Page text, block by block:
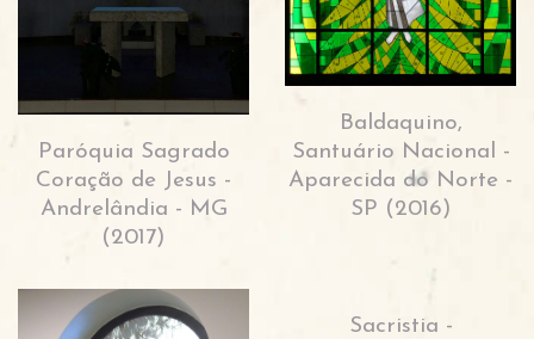
Paróquia Sagrado
Coração de Jesus -
Andrelândia - MG
(2017)
Baldaquino,
Santuário Nacional -
Aparecida do Norte -
SP (2016)
Sacristia -